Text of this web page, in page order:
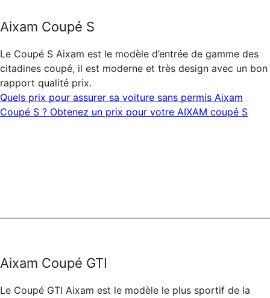
Aixam Coupé S
Le Coupé S Aixam est le modèle d’entrée de gamme des
citadines coupé, il est moderne et très design avec un bon
rapport qualité prix.
Quels prix pour assurer sa voiture sans permis Aixam
Coupé S ? Obtenez un prix pour votre AIXAM coupé S
Aixam Coupé GTI
Le Coupé GTI Aixam est le modèle le plus sportif de la